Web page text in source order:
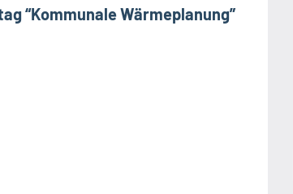
“Kommunale Wärmeplanung”